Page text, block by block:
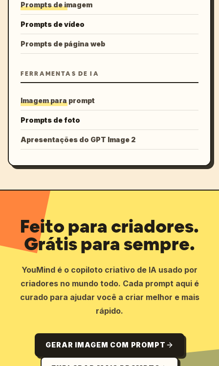
Prompts de imagem
Prompts de vídeo
Prompts de página web
FERRAMENTAS DE IA
Imagem para prompt
Prompts de foto
Apresentações do GPT Image 2
Feito para criadores.
Grátis para sempre.
YouMind é o copiloto criativo de IA usado por
criadores no mundo todo. Cada prompt aqui é
curado para ajudar você a criar melhor e mais
rápido.
GERAR IMAGEM COM PROMPT